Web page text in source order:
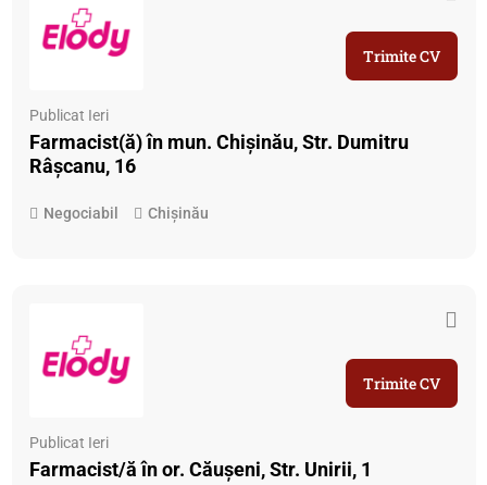
Publicat Ieri
Farmacist(ă) în mun. Chișinău, Str. Dumitru
Râșcanu, 16
Negociabil Chișinău
Trimite CV
Publicat Ieri
Farmacist/ă în or. Căușeni, Str. Unirii, 1
Trimite CV